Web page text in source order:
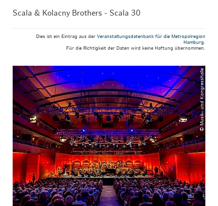
Scala & Kolacny Brothers - Scala 30
Dies ist ein Eintrag aus der Veranstaltungsdatenbank für die Metropolregion
Hamburg.
Für die Richtigkeit der Daten wird keine Haftung übernommen.
© Musik- und Kongresshalle